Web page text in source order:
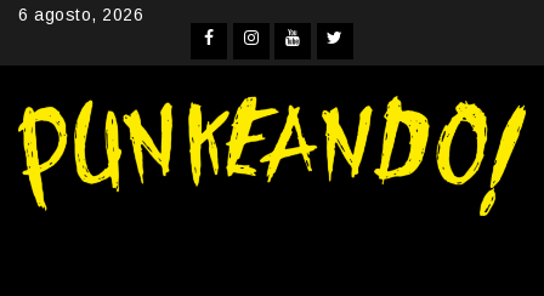
Skip6 agosto, 2026
Facebook
Instagram
YouTube
Twitter